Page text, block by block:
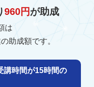
960円が助成
は
助成額です。
講時間が15時間の